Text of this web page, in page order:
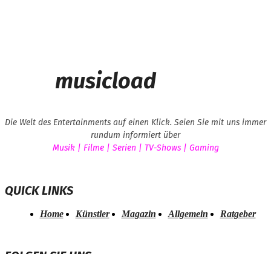
musicload
Die Welt des Entertainments auf einen Klick. Seien Sie mit uns immer
rundum informiert über
Musik | Filme | Serien | TV-Shows | Gaming
QUICK LINKS
Home Künstler Magazin Allgemein Ratgeber